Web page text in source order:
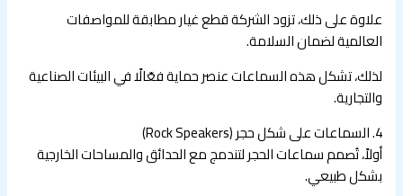
علاوة على ذلك، تزود الشركة قطع غيار مطابقة للمواصفات
العالمية لضمان السلامة.
لذلك، تشكل هذه السماعات عنصر حماية فعّالًا في البيئات الصناعية
والتجارية.
4. السماعات على شكل حجر (Rock Speakers)
أولاً، تُصمم سماعات الحجر لتندمج مع الحدائق والمساحات الخارجية
بشكل طبيعي.